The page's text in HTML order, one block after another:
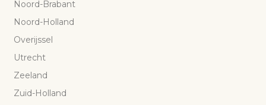
Noord-Brabant
Noord-Holland
Overijssel
Utrecht
Zeeland
Zuid-Holland